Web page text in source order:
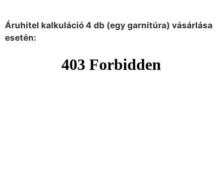
Áruhitel kalkuláció 4 db (egy garnitúra) vásárlása
esetén: